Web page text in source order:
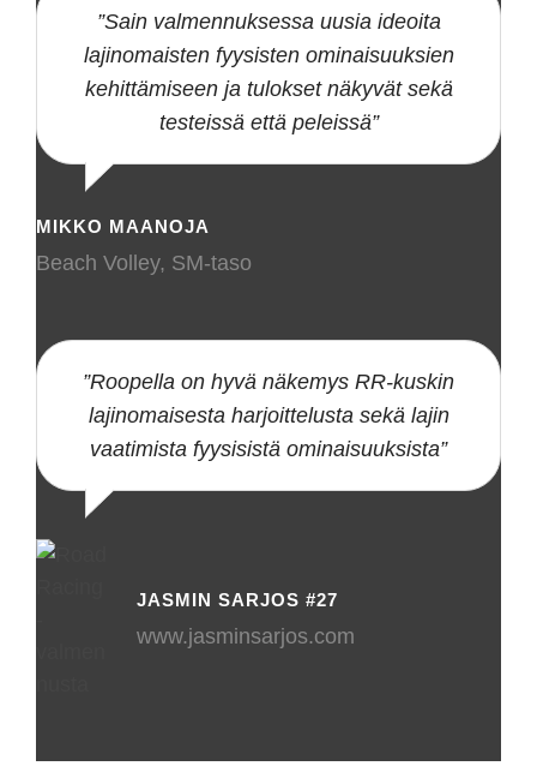
”Sain valmennuksessa uusia ideoita
lajinomaisten fyysisten ominaisuuksien
kehittämiseen ja tulokset näkyvät sekä
testeissä että peleissä”
MIKKO MAANOJA
Beach Volley, SM-taso
”Roopella on hyvä näkemys RR-kuskin
lajinomaisesta harjoittelusta sekä lajin
vaatimista fyysisistä ominaisuuksista”
JASMIN SARJOS #27
www.jasminsarjos.com